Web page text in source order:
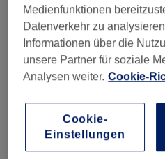
Medical Beauty am
4,9
36
zu weiteren Stadtteilen,
Auf Karte anzeigen
Damen Sugaring - Oberlippe
10 Min.
Medienfunktionen
Datenverkehr zu
Informationen über die
unsere Partner für soziale
Analysen weiter. Cookie-
Cookie-
Einstellungen